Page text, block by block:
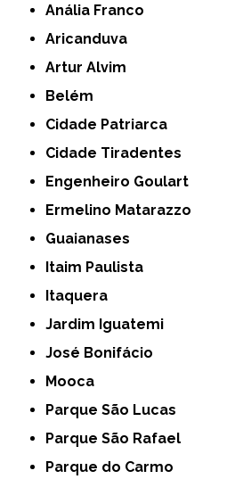
Anália Franco
Aricanduva
Artur Alvim
Belém
Cidade Patriarca
Cidade Tiradentes
Engenheiro Goulart
Ermelino Matarazzo
Guaianases
Itaim Paulista
Itaquera
Jardim Iguatemi
José Bonifácio
Mooca
Parque São Lucas
Parque São Rafael
Parque do Carmo